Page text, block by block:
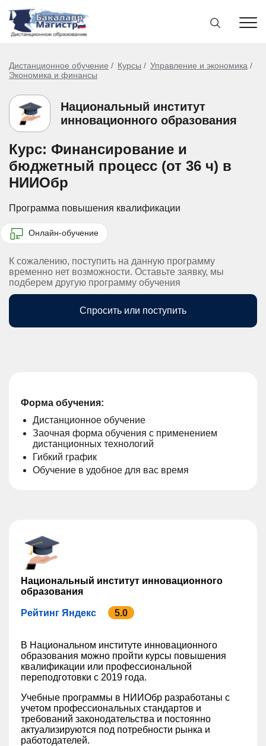
Дистанционное обучение Курсы
Управление и экономика
Экономика и финансы
Национальный институт
инновационного образования
Курс: Финансирование и
бюджетный процесс (от 36 ч) в
НИИОбр
Программа повышения квалификации
Онлайн-обучение
К сожалению, поступить на данную программу
временно нет возможности. Оставьте заявку, мы
подберем другую программу обучения
Спросить или поступить
Форма обучения:
Дистанционное обучение
Заочная форма обучения с применением
дистанционных технологий
Гибкий график
Обучение в удобное для вас время
Национальный институт инновационного
образования
Рейтинг Яндекс 5.0
В Национальном институте инновационного
образования можно пройти курсы повышения
квалификации или профессиональной
переподготовки с 2019 года.
Учебные программы в НИИОбр разработаны с
учетом профессиональных стандартов и
требований законодательства и постоянно
актуализируются под потребности рынка и
работодателей.